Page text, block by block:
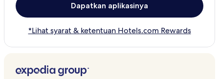
Dapatkan aplikasinya
*Lihat syarat & ketentuan Hotels.com Rewards